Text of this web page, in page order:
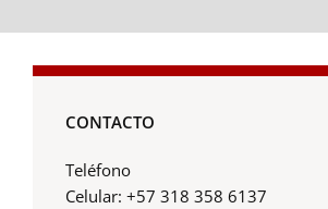
CONTACTO
Teléfono
Celular: +57 318 358 6137